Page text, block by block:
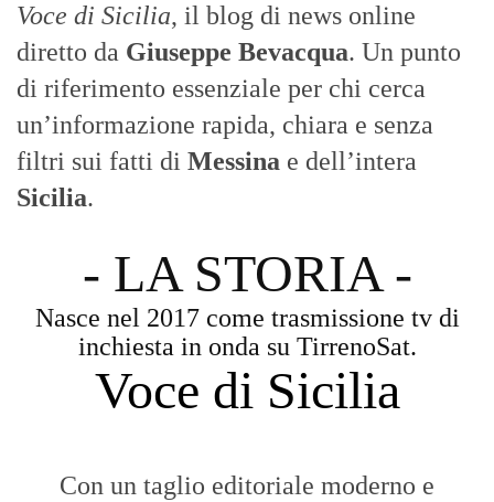
Voce di Sicilia, il blog di news online
diretto da Giuseppe Bevacqua. Un punto
di riferimento essenziale per chi cerca
un’informazione rapida, chiara e senza
filtri sui fatti di Messina e dell’intera
Sicilia.
- LA STORIA -
Nasce nel 2017 come trasmissione tv di
inchiesta in onda su TirrenoSat.
Voce di Sicilia
Con un taglio editoriale moderno e